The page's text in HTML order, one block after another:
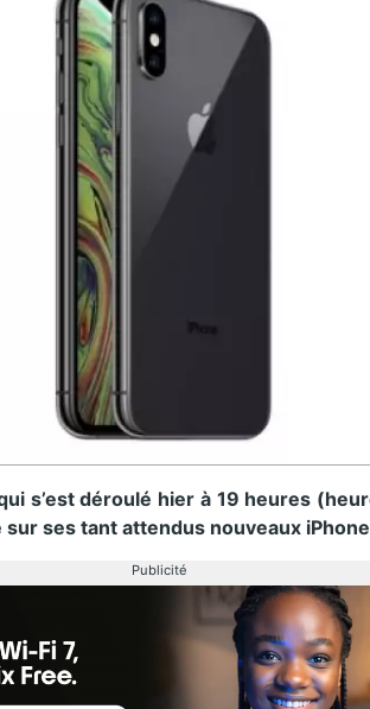
s’est déroulé hier à 19 heures
ses tant attendus nouveaux iPhone
Publicité